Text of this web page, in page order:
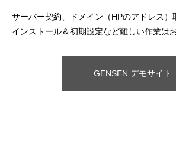
A4フライヤー制作事例 LEPONT様
サーバー契約、ドメイン（HPのアドレス
インストール＆初期設定など難しい作業は
GENSEN デモサイト